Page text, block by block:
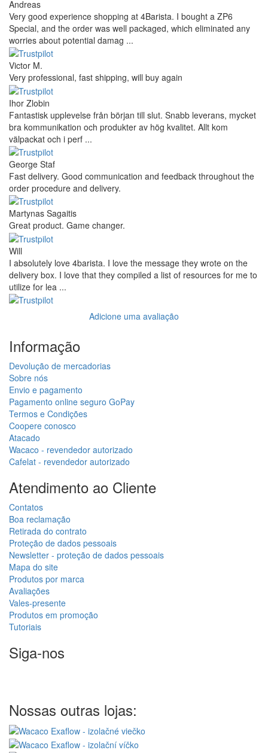
Andreas
Very good experience shopping at 4Barista. I bought a ZP6
Special, and the order was well packaged, which eliminated any
worries about potential damag ...
Victor M.
Very professional, fast shipping, will buy again
Ihor Zlobin
Fantastisk upplevelse från början till slut. Snabb leverans, mycket
bra kommunikation och produkter av hög kvalitet. Allt kom
välpackat och i perf ...
George Staf
Fast delivery. Good communication and feedback throughout the
order procedure and delivery.
Martynas Sagaitis
Great product. Game changer.
Will
I absolutely love 4barista. I love the message they wrote on the
delivery box. I love that they compiled a list of resources for me to
utilize for lea ...
Adicione uma avaliação
Informação
Devolução de mercadorias
Sobre nós
Envio e pagamento
Pagamento online seguro GoPay
Termos e Condições
Coopere conosco
Atacado
Wacaco - revendedor autorizado
Cafelat - revendedor autorizado
Atendimento ao Cliente
Contatos
Boa reclamação
Retirada do contrato
Proteção de dados pessoais
Newsletter - proteção de dados pessoais
Mapa do site
Produtos por marca
Avaliações
Vales-presente
Produtos em promoção
Tutoriais
Siga-nos
Nossas outras lojas: